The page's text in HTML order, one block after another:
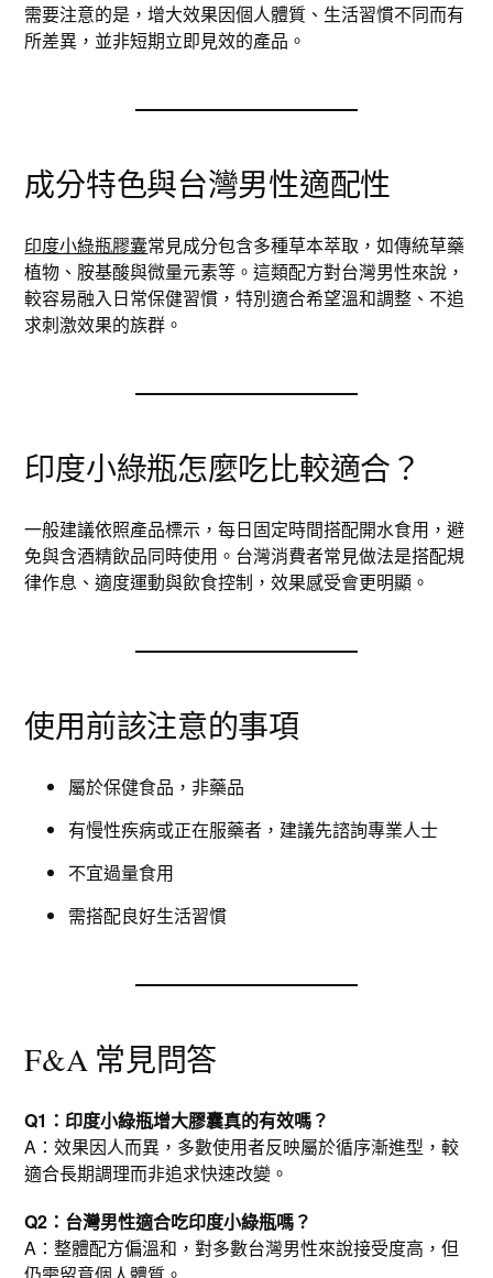
需要注意的是，增大效果因個人體質、生活習慣不同而有
所差異，並非短期立即見效的產品。
成分特色與台灣男性適配性
印度小綠瓶膠囊常見成分包含多種草本萃取，如傳統草藥
植物、胺基酸與微量元素等。這類配方對台灣男性來說，
較容易融入日常保健習慣，特別適合希望溫和調整、不追
求刺激效果的族群。
印度小綠瓶怎麼吃比較適合？
一般建議依照產品標示，每日固定時間搭配開水食用，避
免與含酒精飲品同時使用。台灣消費者常見做法是搭配規
律作息、適度運動與飲食控制，效果感受會更明顯。
使用前該注意的事項
屬於保健食品，非藥品
有慢性疾病或正在服藥者，建議先諮詢專業人士
不宜過量食用
需搭配良好生活習慣
F&A 常見問答
Q1：印度小綠瓶增大膠囊真的有效嗎？
A：效果因人而異，多數使用者反映屬於循序漸進型，較
適合長期調理而非追求快速改變。
Q2：台灣男性適合吃印度小綠瓶嗎？
A：整體配方偏溫和，對多數台灣男性來說接受度高，但